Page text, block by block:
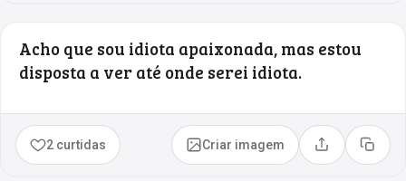
Acho que sou idiota apaixonada, mas estou
disposta a ver até onde serei idiota.
2 curtidas Criar imagem Compartilhar
Copiar